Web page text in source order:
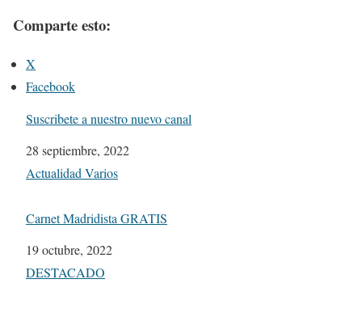
Comparte esto:
X
Facebook
Suscribete a nuestro nuevo canal
Fecha
28 septiembre, 2022
Respecto a
Actualidad Varios
Carnet Madridista GRATIS
Fecha
19 octubre, 2022
Respecto a
DESTACADO